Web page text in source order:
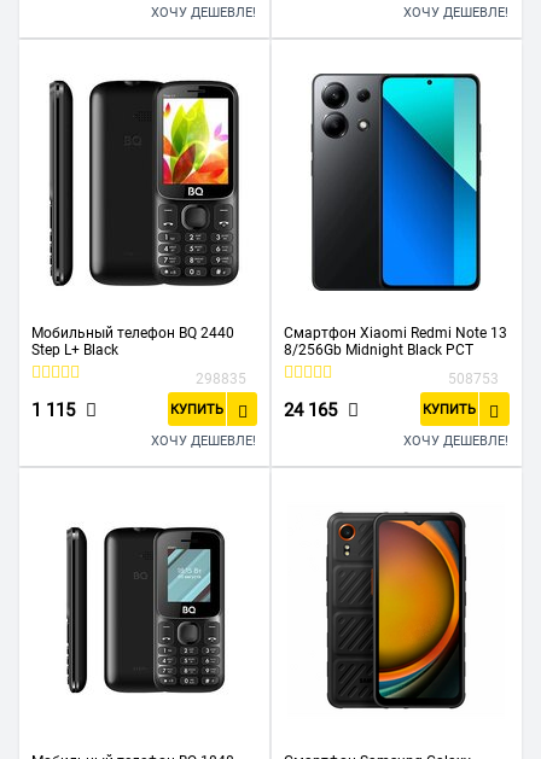
ХОЧУ ДЕШЕВЛЕ! ХОЧУ ДЕШЕВЛЕ!
Мобильный телефон BQ 2440
Step L+ Black
298835
1 115 КУПИТЬ
ХОЧУ ДЕШЕВЛЕ!
Смартфон Xiaomi Redmi Note 13
8/256Gb Midnight Black РСТ
508753
24 165 КУПИТЬ
ХОЧУ ДЕШЕВЛЕ!